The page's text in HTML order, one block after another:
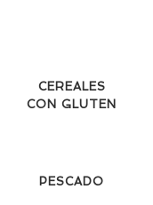
CEREALES
CON GLUTEN
PESCADO